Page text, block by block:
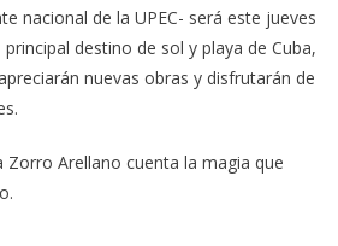
nacional de la UPEC- será este jueves
destino de sol y playa de Cuba,
nuevas obras y disfrutarán de
Zorro Arellano cuenta la magia que